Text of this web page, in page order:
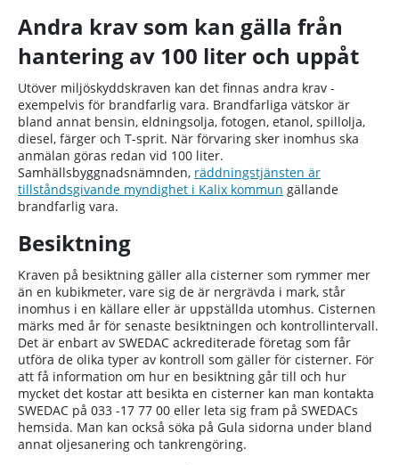
Andra krav som kan gälla från
hantering av 100 liter och uppåt
Utöver miljöskyddskraven kan det finnas andra krav -
exempelvis för brandfarlig vara. Brandfarliga vätskor är
bland annat bensin, eldningsolja, fotogen, etanol, spillolja,
diesel, färger och T-sprit. När förvaring sker inomhus ska
anmälan göras redan vid 100 liter.
Samhällsbyggnadsnämnden, räddningstjänsten är
tillståndsgivande myndighet i Kalix kommun gällande
brandfarlig vara.
Besiktning
Kraven på besiktning gäller alla cisterner som rymmer mer
än en kubikmeter, vare sig de är nergrävda i mark, står
inomhus i en källare eller är uppställda utomhus. Cisternen
märks med år för senaste besiktningen och kontrollintervall.
Det är enbart av SWEDAC ackrediterade företag som får
utföra de olika typer av kontroll som gäller för cisterner. För
att få information om hur en besiktning går till och hur
mycket det kostar att besikta en cisterner kan man kontakta
SWEDAC på 033 -17 77 00 eller leta sig fram på SWEDACs
hemsida. Man kan också söka på Gula sidorna under bland
annat oljesanering och tankrengöring.